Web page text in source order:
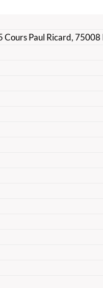
Cours Paul Ricard, 75008